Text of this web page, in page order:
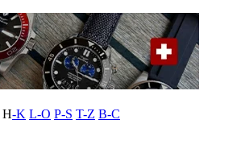
H-K L-O P-S T-Z В-С